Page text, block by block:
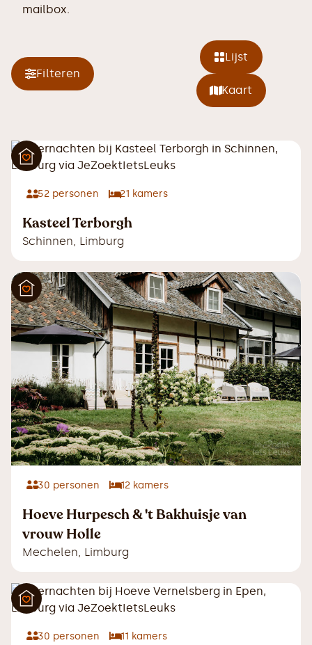
mailbox.
Filteren
Lijst
Kaart
52 personen 21 kamers
Kasteel Terborgh
Schinnen, Limburg
30 personen 12 kamers
Hoeve Hurpesch & 't Bakhuisje van
vrouw Holle
Mechelen Limburg
30 personen 11 kamers